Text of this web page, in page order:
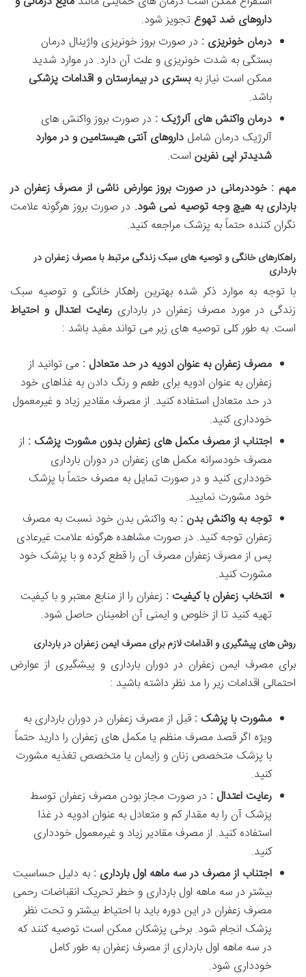
داروهای ضد تهوع تجویز شود.
درمان خونریزی : در صورت بروز خونریزی واژینال درمان
بستگی به شدت خونریزی و علت آن دارد. در موارد شدید
ممکن است نیاز بهبستری در بیمارستان و اقدامات پزشکی
باشد.
درمان واکنش های آلرژیک : در صورت بروز واکنش های
آلرژیک درمان شامل داروهای آنتی هیستامین و در موارد
شدیدتر اپی نفرین است.
مهم : خوددرمانی در صورت بروز عوارض ناشی از مصرف زعفران در
بارداری به هیچ وجه توصیه نمی شود. در صورت بروز هرگونه علامت
نگران کننده حتماً به پزشک مراجعه کنید.
راهکارهای خانگی و توصیه های سبک زندگی مرتبط با مصرف زعفران در
بارداری
با توجه به موارد ذکر شده بهترین راهکار خانگی و توصیه سبک
زندگی در مورد مصرف زعفران در بارداریرعایت اعتدال و احتیاط
است. به طور کلی توصیه های زیر می تواند مفید باشد :
مصرف زعفران به عنوان ادویه در حد متعادل : می توانید از
زعفران به عنوان ادویه برای طعم و رنگ دادن به غذاهای خود
در حد متعادل استفاده کنید. از مصرف مقادیر زیاد و غیرمعمول
خودداری کنید.
اجتناب از مصرف مکمل های زعفران بدون مشورت پزشک : از
مصرف خودسرانه مکمل های زعفران در دوران بارداری
خودداری کنید و در صورت تمایل به مصرف حتماً با پزشک
خود مشورت نمایید.
توجه به واکنش بدن : به واکنش بدن خود نسبت به مصرف
زعفران توجه کنید. در صورت مشاهده هرگونه علامت غیرعادی
پس از مصرف زعفران مصرف آن را قطع کرده و با پزشک خود
مشورت کنید.
انتخاب زعفران با کیفیت : زعفران را از منابع معتبر و با کیفیت
تهیه کنید تا از خلوص و ایمنی آن اطمینان حاصل شود.
روش های پیشگیری و اقدامات لازم برای مصرف ایمن زعفران در بارداری
برای مصرف ایمن زعفران در دوران بارداری و پیشگیری از عوارض
احتمالی اقدامات زیر را مد نظر داشته باشید :
مشورت با پزشک : قبل از مصرف زعفران در دوران بارداری به
ویژه اگر قصد مصرف منظم یا مکمل های زعفران را دارید حتماً
با پزشک متخصص زنان و زایمان یا متخصص تغذیه مشورت
کنید.
رعایت اعتدال : در صورت مجاز بودن مصرف زعفران توسط
پزشک آن را به مقدار کم و متعادل به عنوان ادویه در غذا
استفاده کنید. از مصرف مقادیر زیاد و غیرمعمول خودداری
کنید.
اجتناب از مصرف در سه ماهه اول بارداری : به دلیل حساسیت
بیشتر در سه ماهه اول بارداری و خطر تحریک انقباضات رحمی
مصرف زعفران در این دوره باید با احتیاط بیشتر و تحت نظر
پزشک انجام شود. برخی پزشکان ممکن است توصیه کنند که
در سه ماهه اول بارداری از مصرف زعفران به طور کامل
خودداری شود.